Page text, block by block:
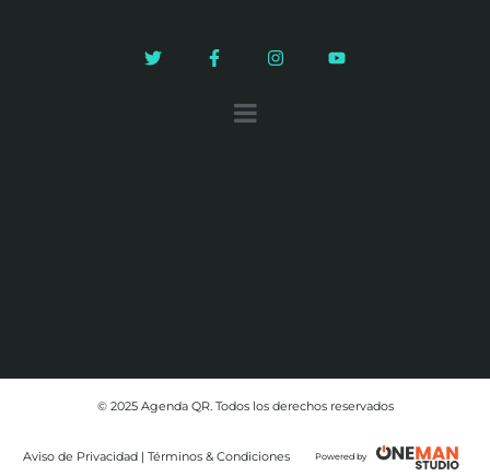
© 2025 Agenda QR. Todos los derechos reservados
Aviso de Privacidad | Términos & Condiciones Powered by